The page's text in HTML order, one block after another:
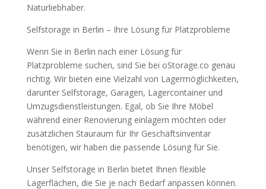
Naturliebhaber.
Selfstorage in Berlin – Ihre Lösung für Platzprobleme
Wenn Sie in Berlin nach einer Lösung für
Platzprobleme suchen, sind Sie bei oStorage.co genau
richtig. Wir bieten eine Vielzahl von Lagermöglichkeiten,
darunter Selfstorage, Garagen, Lagercontainer und
Umzugsdienstleistungen. Egal, ob Sie Ihre Möbel
während einer Renovierung einlagern möchten oder
zusätzlichen Stauraum für Ihr Geschäftsinventar
benötigen, wir haben die passende Lösung für Sie.
Unser Selfstorage in Berlin bietet Ihnen flexible
Lagerflächen, die Sie je nach Bedarf anpassen können.